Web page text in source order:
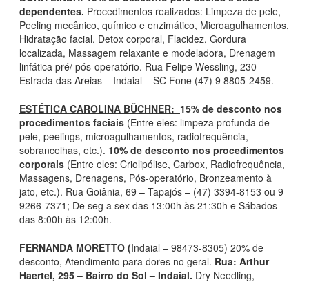
dependentes. Procedimentos realizados: Limpeza de pele,
Peeling mecânico, químico e enzimático, Microagulhamentos,
Hidratação facial, Detox corporal, Flacidez, Gordura
localizada, Massagem relaxante e modeladora, Drenagem
linfática pré/ pós-operatório. Rua Felipe Wessling, 230 –
Estrada das Areias – Indaial – SC Fone (47) 9 8805-2459.
ESTÉTICA CAROLINA BÜCHNER: 15% de desconto nos
procedimentos faciais (Entre eles: limpeza profunda de
pele, peelings, microagulhamentos, radiofrequência,
sobrancelhas, etc.). 10% de desconto nos procedimentos
corporais (Entre eles: Criolipólise, Carbox, Radiofrequência,
Massagens, Drenagens, Pós-operatório, Bronzeamento à
jato, etc.). Rua Goiânia, 69 – Tapajós – (47) 3394-8153 ou 9
9266-7371; De seg a sex das 13:00h às 21:30h e Sábados
das 8:00h às 12:00h.
FERNANDA MORETTO (Indaial – 98473-8305) 20% de
desconto, Atendimento para dores no geral. Rua: Arthur
Haertel, 295 – Bairro do Sol – Indaial. Dry Needling,